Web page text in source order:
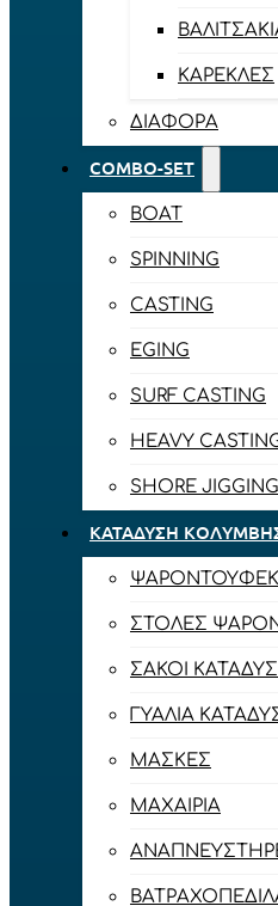
ΚΑΡΈΚΛΕΣ
ΔΙΆΦΟΡΑ
COMBO-SET
BOAT
SPINNING
CASTING
EGING
SURF CASTING
HEAVY
SHORE JIGGING
ΚΑΤΆΔΥΣΗ
ΣΤΟΛΈΣ
ΣΆΚΟΙ
ΓΥΑΛΙΆ
ΜΆΣΚΕΣ
ΜΑΧΑΊΡΙΑ